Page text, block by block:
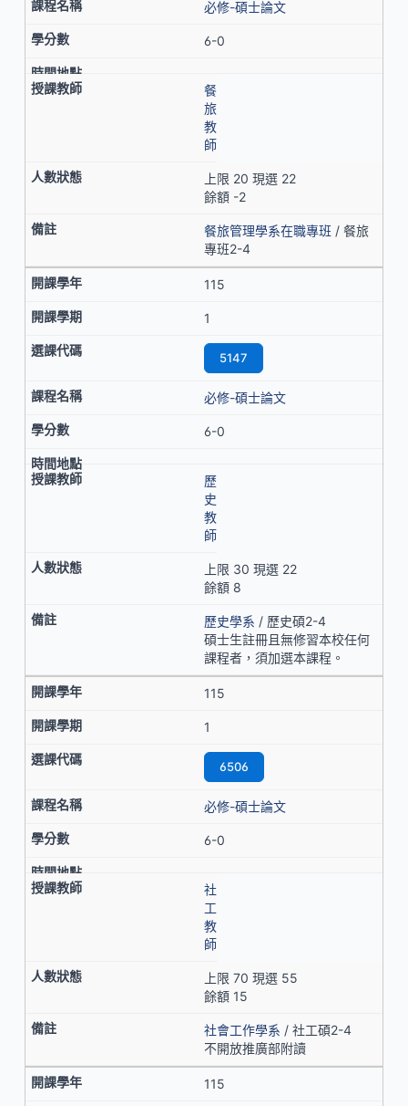
必修-碩士論文
6-0
餐
旅
教
師
上限 20 現選 22
餘額 -2
餐旅管理學系在職專班 / 餐旅
專班2-4
115
1
5147
必修-碩士論文
6-0
歷
史
教
師
上限 30 現選 22
餘額 8
歷史學系 / 歷史碩2-4
碩士生註冊且無修習本校任何
課程者，須加選本課程。
115
1
6506
必修-碩士論文
6-0
社
工
教
師
上限 70 現選 55
餘額 15
社會工作學系 / 社工碩2-4
不開放推廣部附讀
115